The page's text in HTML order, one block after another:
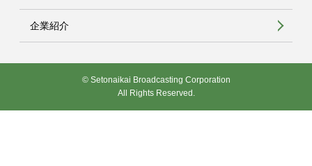
企業紹介
© Setonaikai Broadcasting Corporation
All Rights Reserved.